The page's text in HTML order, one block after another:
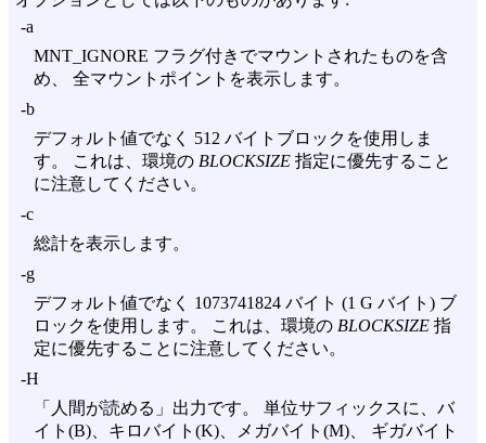
-a
MNT_IGNORE フラグ付きでマウントされたものを含
め、 全マウントポイントを表示します。
-b
デフォルト値でなく 512 バイトブロックを使用しま
す。 これは、環境の BLOCKSIZE 指定に優先すること
に注意してください。
-c
総計を表示します。
-g
デフォルト値でなく 1073741824 バイト (1 G バイト) ブ
ロックを使用します。 これは、環境の BLOCKSIZE 指
定に優先することに注意してください。
-H
「人間が読める」出力です。 単位サフィックスに、バ
イト(B)、キロバイト(K)、メガバイト(M)、 ギガバイト